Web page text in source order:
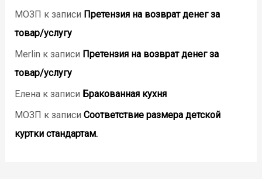
МОЗП к записи Претензия на возврат денег за
товар/услугу
Merlin к записи Претензия на возврат денег за
товар/услугу
Еленак записи Бракованная кухня
МОЗП к записи Соответствие размера детской
куртки стандартам.